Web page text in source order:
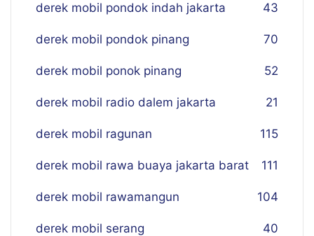
derek mobil pondok indah jakarta 43
derek mobil pondok pinang 70
derek mobil ponok pinang 52
derek mobil radio dalem jakarta 21
derek mobil ragunan 115
derek mobil rawa buaya jakarta barat 111
derek mobil rawamangun 104
derek mobil serang 40